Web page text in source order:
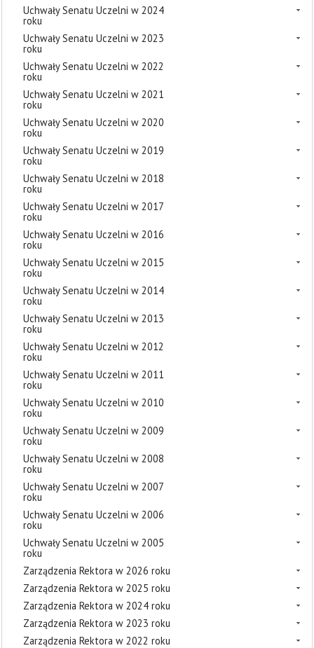
Uchwały Senatu Uczelni w 2024
roku
Uchwały Senatu Uczelni w 2023
roku
Uchwały Senatu Uczelni w 2022
roku
Uchwały Senatu Uczelni w 2021
roku
Uchwały Senatu Uczelni w 2020
roku
Uchwały Senatu Uczelni w 2019
roku
Uchwały Senatu Uczelni w 2018
roku
Uchwały Senatu Uczelni w 2017
roku
Uchwały Senatu Uczelni w 2016
roku
Uchwały Senatu Uczelni w 2015
roku
Uchwały Senatu Uczelni w 2014
roku
Uchwały Senatu Uczelni w 2013
roku
Uchwały Senatu Uczelni w 2012
roku
Uchwały Senatu Uczelni w 2011
roku
Uchwały Senatu Uczelni w 2010
roku
Uchwały Senatu Uczelni w 2009
roku
Uchwały Senatu Uczelni w 2008
roku
Uchwały Senatu Uczelni w 2007
roku
Uchwały Senatu Uczelni w 2006
roku
Uchwały Senatu Uczelni w 2005
roku
Zarządzenia Rektora w 2026 roku
Zarządzenia Rektora w 2025 roku
Zarządzenia Rektora w 2024 roku
Zarządzenia Rektora w 2023 roku
Zarządzenia Rektora w 2022 roku